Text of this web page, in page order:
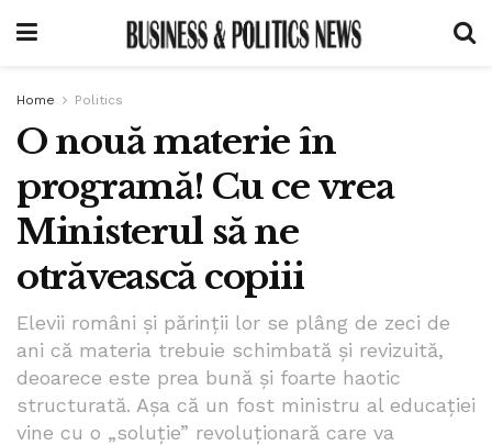
Home Politics
O nouă materie în
programă! Cu ce vrea
Ministerul să ne
otrăvească copiii
Elevii români și părinții lor se plâng de zeci de
ani că materia trebuie schimbată și revizuită,
deoarece este prea bună și foarte haotic
structurată. Așa că un fost ministru al educației
vine cu o „soluție” revoluționară care va